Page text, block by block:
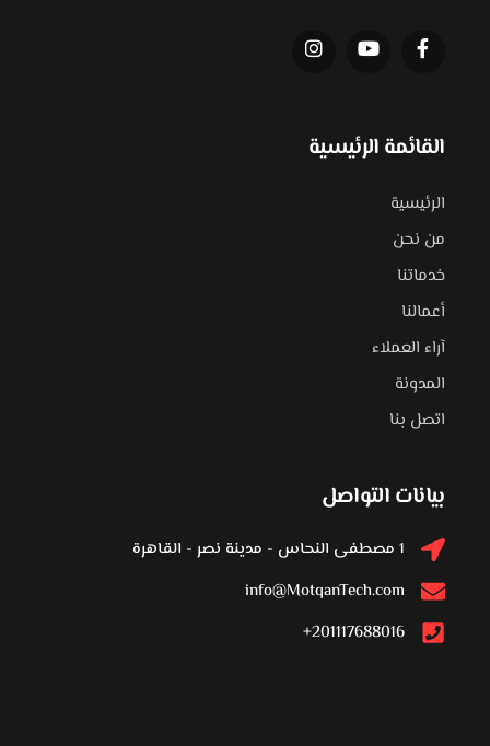
القائمة الرئيسية
الرئيسية
من نحن
خدماتنا
أعمالنا
آراء العملاء
المدونة
اتصل بنا
بيانات التواصل
1 مصطفى النحاس - مدينة نصر - القاهرة
info@MotqanTech.com
201117688016+